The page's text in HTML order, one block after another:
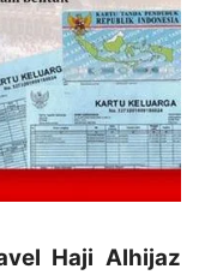
Haji Alhijaz